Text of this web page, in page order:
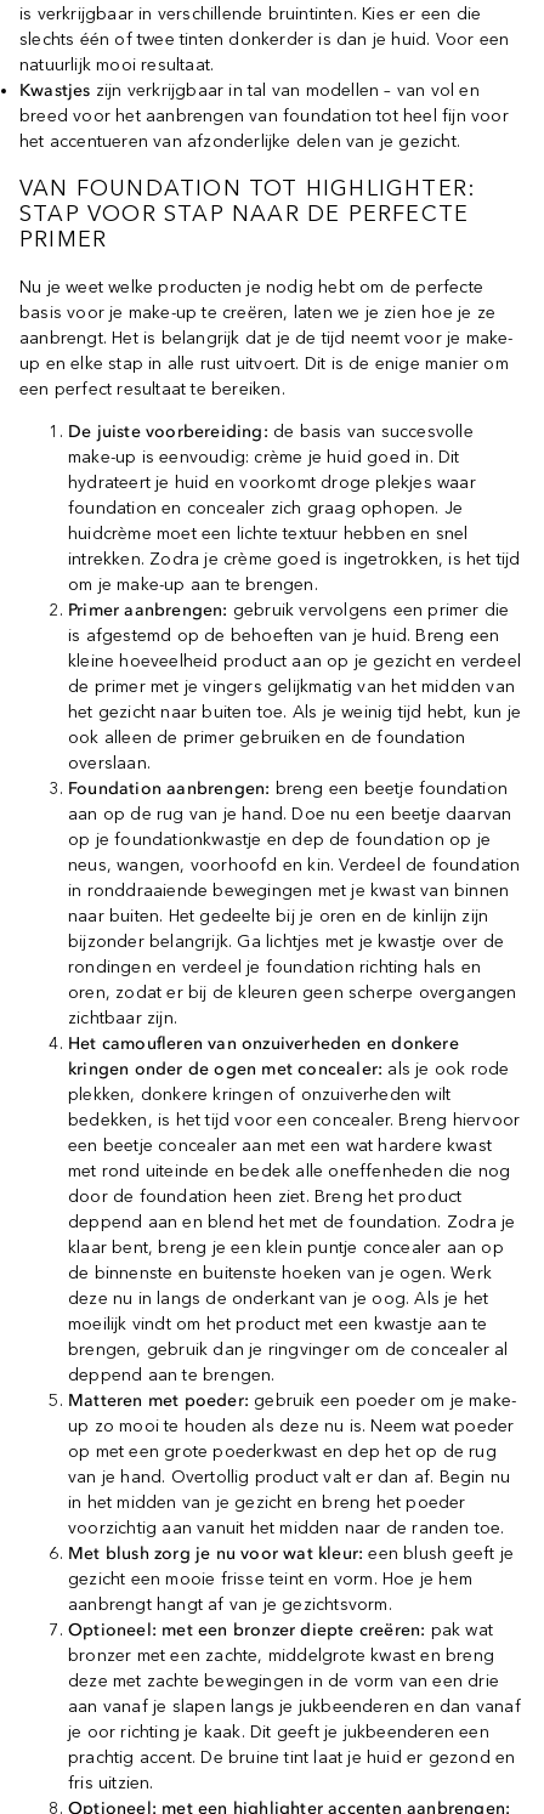
is verkrijgbaar in verschillende bruintinten. Kies er een die
slechts één of twee tinten donkerder is dan je huid. Voor een
natuurlijk mooi resultaat.
Kwastjes zijn verkrijgbaar in tal van modellen – van vol en
breed voor het aanbrengen van foundation tot heel fijn voor
het accentueren van afzonderlijke delen van je gezicht.
VAN FOUNDATION TOT HIGHLIGHTER:
STAP VOOR STAP NAAR DE PERFECTE
PRIMER
Nu je weet welke producten je nodig hebt om de perfecte
basis voor je make-up te creëren, laten we je zien hoe je ze
aanbrengt. Het is belangrijk dat je de tijd neemt voor je make-
up en elke stap in alle rust uitvoert. Dit is de enige manier om
een perfect resultaat te bereiken.
De juiste voorbereiding: de basis van succesvolle
make-up is eenvoudig: crème je huid goed in. Dit
hydrateert je huid en voorkomt droge plekjes waar
foundation en concealer zich graag ophopen. Je
huidcrème moet een lichte textuur hebben en snel
intrekken. Zodra je crème goed is ingetrokken, is het tijd
om je make-up aan te brengen.
Primer aanbrengen: gebruik vervolgens een primer die
is afgestemd op de behoeften van je huid. Breng een
kleine hoeveelheid product aan op je gezicht en verdeel
de primer met je vingers gelijkmatig van het midden van
het gezicht naar buiten toe. Als je weinig tijd hebt, kun je
ook alleen de primer gebruiken en de foundation
overslaan.
Foundation aanbrengen: breng een beetje foundation
aan op de rug van je hand. Doe nu een beetje daarvan
op je foundationkwastje en dep de foundation op je
neus, wangen, voorhoofd en kin. Verdeel de foundation
in ronddraaiende bewegingen met je kwast van binnen
naar buiten. Het gedeelte bij je oren en de kinlijn zijn
bijzonder belangrijk. Ga lichtjes met je kwastje over de
rondingen en verdeel je foundation richting hals en
oren, zodat er bij de kleuren geen scherpe overgangen
zichtbaar zijn.
Het camoufleren van onzuiverheden en donkere
kringen onder de ogen met concealer: als je ook rode
plekken, donkere kringen of onzuiverheden wilt
bedekken, is het tijd voor een concealer. Breng hiervoor
een beetje concealer aan met een wat hardere kwast
met rond uiteinde en bedek alle oneffenheden die nog
door de foundation heen ziet. Breng het product
deppend aan en blend het met de foundation. Zodra je
klaar bent, breng je een klein puntje concealer aan op
de binnenste en buitenste hoeken van je ogen. Werk
deze nu in langs de onderkant van je oog. Als je het
moeilijk vindt om het product met een kwastje aan te
brengen, gebruik dan je ringvinger om de concealer al
deppend aan te brengen.
Matteren met poeder: gebruik een poeder om je make-
up zo mooi te houden als deze nu is. Neem wat poeder
op met een grote poederkwast en dep het op de rug
van je hand. Overtollig product valt er dan af. Begin nu
in het midden van je gezicht en breng het poeder
voorzichtig aan vanuit het midden naar de randen toe.
Met blush zorg je nu voor wat kleur:een blush geeft je
gezicht een mooie frisse teint en vorm. Hoe je hem
aanbrengt hangt af van je gezichtsvorm.
Optioneel: met een bronzer diepte creëren: pak wat
bronzer met een zachte, middelgrote kwast en breng
deze met zachte bewegingen in de vorm van een drie
aan vanaf je slapen langs je jukbeenderen en dan vanaf
je oor richting je kaak. Dit geeft je jukbeenderen een
prachtig accent. De bruine tint laat je huid er gezond en
fris uitzien.
Optioneel: met een highlighter accenten aanbrengen: